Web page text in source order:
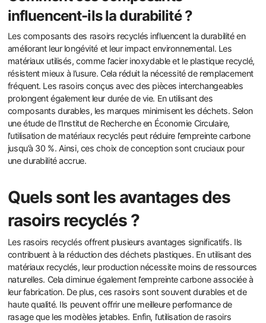
influencent-ils la durabilité ?
Les composants des rasoirs recyclés influencent la durabilité en
améliorant leur longévité et leur impact environnemental. Les
matériaux utilisés, comme l’acier inoxydable et le plastique recyclé,
résistent mieux à l’usure. Cela réduit la nécessité de remplacement
fréquent. Les rasoirs conçus avec des pièces interchangeables
prolongent également leur durée de vie. En utilisant des
composants durables, les marques minimisent les déchets. Selon
une étude de l’Institut de Recherche en Économie Circulaire,
l’utilisation de matériaux recyclés peut réduire l’empreinte carbone
jusqu’à 30 %. Ainsi, ces choix de conception sont cruciaux pour
une durabilité accrue.
Quels sont les avantages des
rasoirs recyclés ?
Les rasoirs recyclés offrent plusieurs avantages significatifs. Ils
contribuent à la réduction des déchets plastiques. En utilisant des
matériaux recyclés, leur production nécessite moins de ressources
naturelles. Cela diminue également l’empreinte carbone associée à
leur fabrication. De plus, ces rasoirs sont souvent durables et de
haute qualité. Ils peuvent offrir une meilleure performance de
rasage que les modèles jetables. Enfin, l’utilisation de rasoirs